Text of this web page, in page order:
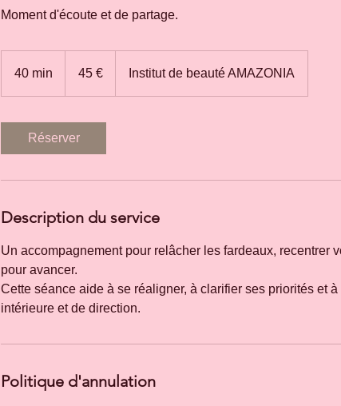
Moment d'écoute et de partage.
40 min 45 € Institut de beauté AMAZONIA
Réserver
Description du service
Un accompagnement pour relâcher les fardeaux, recentrer
pour avancer.
Cette séance aide à se réaligner, à clarifier ses priorités et
Politique d'annulation